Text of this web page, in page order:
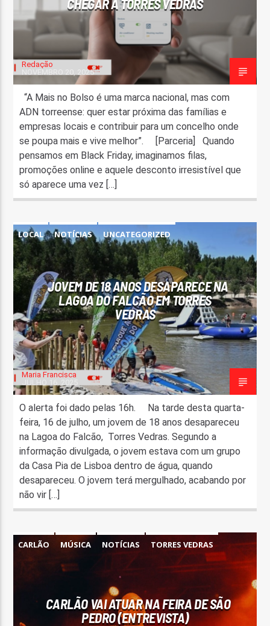
CHEGAR A TORRES VEDRAS
Redação
NOVEMBRO 20, 2025
“A Mais no Bolso é uma marca nacional, mas com
ADN torreense: quer estar próxima das famílias e
empresas locais e contribuir para um concelho onde
se poupa mais e vive melhor”. [Parceria] Quando
pensamos em Black Friday, imaginamos filas,
promoções online e aquele desconto irresistível que
só aparece uma vez […]
LOCAL NOTÍCIAS UNCATEGORIZED
JOVEM DE 18 ANOS DESAPARECE NA
LAGOA DO FALCÃO EM TORRES
VEDRAS
Maria Francisca
O alerta foi dado pelas 16h. Na tarde desta quarta-
feira, 16 de julho, um jovem de 18 anos desapareceu
na Lagoa do Falcão, Torres Vedras. Segundo a
informação divulgada, o jovem estava com um grupo
da Casa Pia de Lisboa dentro de água, quando
desapareceu. O jovem terá mergulhado, acabando por
não vir […]
CARLÃO MÚSICA NOTÍCIAS TORRES VEDRAS
CARLÃO VAI ATUAR NA FEIRA DE SÃO
PEDRO (ENTREVISTA)